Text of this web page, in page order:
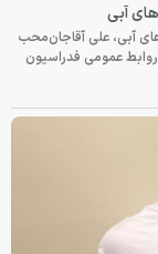
آبی
آبی، علی آقاجان‌محب
عمومی فدراسیون